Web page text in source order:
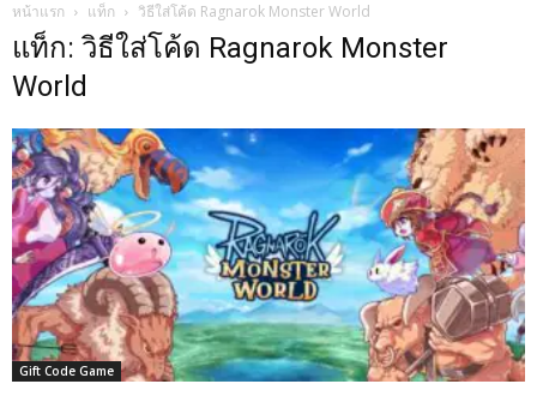
หน้าแรก แท็ก วิธีใส่โค้ด Ragnarok Monster World
แท็ก: วิธีใส่โค้ด Ragnarok Monster
World
Gift Code Game